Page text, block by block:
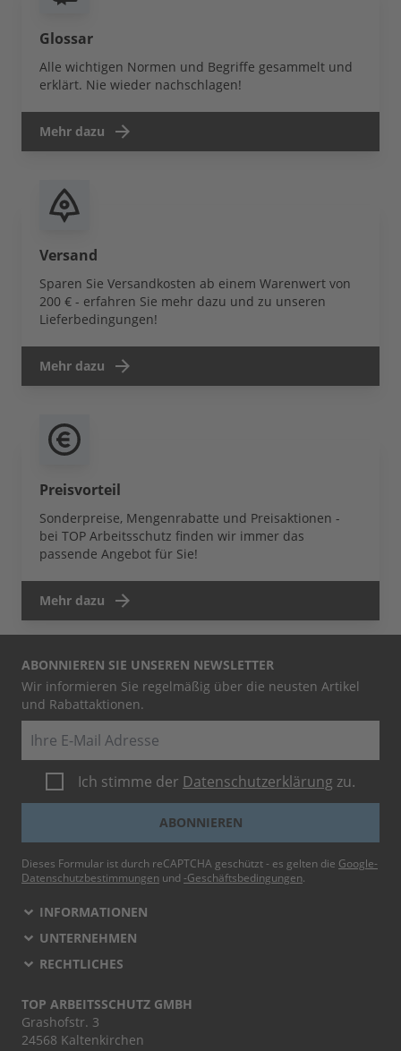
Glossar
Alle wichtigen Normen und Begriffe gesammelt und
erklärt. Nie wieder nachschlagen!
Mehr dazu
Versand
Sparen Sie Versandkosten ab einem Warenwert von
200 € - erfahren Sie mehr dazu und zu unseren
Lieferbedingungen!
Mehr dazu
Preisvorteil
Sonderpreise, Mengenrabatte und Preisaktionen -
bei TOP Arbeitsschutz finden wir immer das
passende Angebot für Sie!
Mehr dazu
ABONNIEREN SIE UNSEREN NEWSLETTER
Wir informieren Sie regelmäßig über die neusten Artikel
und Rabattaktionen.
Ich stimme der Datenschutzerklärung zu.
ABONNIEREN
Dieses Formular ist durch reCAPTCHA geschützt - es gelten die Google-
Datenschutzbestimmungen und -Geschäftsbedingungen.
INFORMATIONEN
UNTERNEHMEN
RECHTLICHES
TOP ARBEITSSCHUTZ GMBH
Grashofstr. 3
24568 Kaltenkirchen